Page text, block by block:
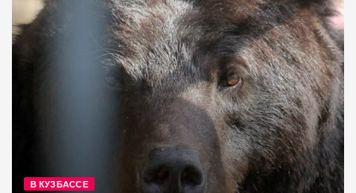
В КУЗБАССЕ